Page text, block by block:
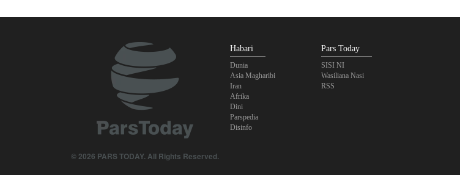
© 2026 PARS TODAY. All Rights Reserved.
Habari
Dunia
Asia Magharibi
Iran
Afrika
Dini
Parspedia
Disinfo
Pars Today
SISI NI
Wasiliana Nasi
RSS